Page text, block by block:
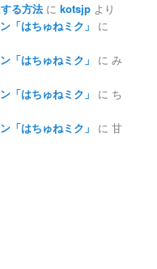
る方法にkotsjp より
「はちゅねミク」
に
「はちゅねミク」
にみ
「はちゅねミク」
に ち
「はちゅねミク」
に甘